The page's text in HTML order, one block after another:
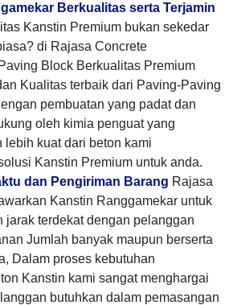
Berkualitas serta Terjamin
Kanstin Premium bukan sekedar
di Rajasa Concrete
Block Berkualitas Premium
Kualitas terbaik dari Paving-Paving
pembuatan yang padat dan
oleh kimia penguat yang
lebih kuat dari beton kami
Kanstin Premium untuk anda.
dan Pengiriman Barang Rajasa
Kanstin Ranggamekar untuk
jarak terdekat dengan pelanggan
Jumlah banyak maupun berserta
Dalam proses kebutuhan
Kanstin kami sangat menghargai
butuhkan dalam pemasangan